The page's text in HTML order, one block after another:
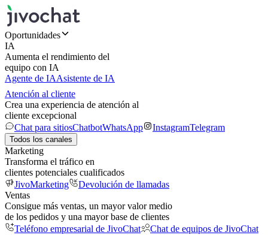
Oportunidades
IA
Aumenta el rendimiento del
equipo con IA
Agente de IAAsistente de IA
Atención al cliente
Crea una experiencia de atención al
cliente excepcional
Chat para sitiosChatbotWhatsApp InstagramTelegram
Todos los canales
Marketing
Transforma el tráfico en
clientes potenciales cualificados
JivoMarketing
Devolución de llamadas
Ventas
Consigue más ventas, un mayor valor medio
de los pedidos y una mayor base de clientes
Teléfono empresarial de JivoChat
Chat de equipos de JivoChat